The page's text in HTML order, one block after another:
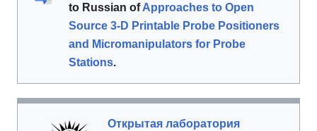
to Russian ofApproaches to Open
Source 3-D Printable Probe Positioners
and Micromanipulators for Probe
Stations.
Открытая лаборатория